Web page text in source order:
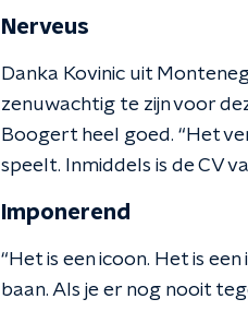
Nerveus
Danka Kovinic uit
zenuwachtig te zijn voor
Boogert heel goed. “Het
speelt. Inmiddels is de CV
Imponerend
“Het is een icoon. Het is
baan. Als je er nog nooit